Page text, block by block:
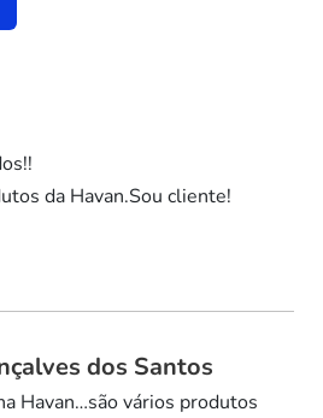
da Havan.Sou cliente!
dos Santos
Havan…são vários produtos